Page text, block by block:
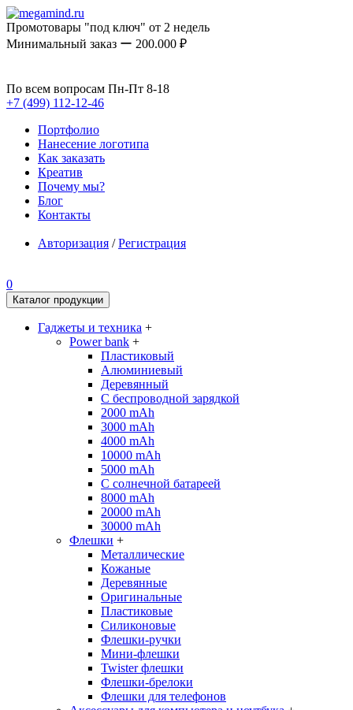
Промотовары "под ключ" от 2 недель
Минимальный заказ ー 200.000 ₽
По всем вопросам Пн-Пт 8-18
+7 (499) 112-12-46
Портфолио
Нанесение логотипа
Как заказать
Креатив
Почему мы?
Блог
Контакты
Авторизация /Регистрация
0
Каталог продукции
Гаджеты и техника +
Power bank +
Пластиковый
Алюминиевый
Деревянный
С беспроводной зарядкой
2000 mAh
3000 mAh
4000 mAh
10000 mAh
5000 mAh
С солнечной батареей
8000 mAh
20000 mAh
30000 mAh
Флешки +
Металлические
Кожаные
Деревянные
Оригинальные
Пластиковые
Силиконовые
Флешки-ручки
Мини-флешки
Twister флешки
Флешки-брелоки
Флешки для телефонов